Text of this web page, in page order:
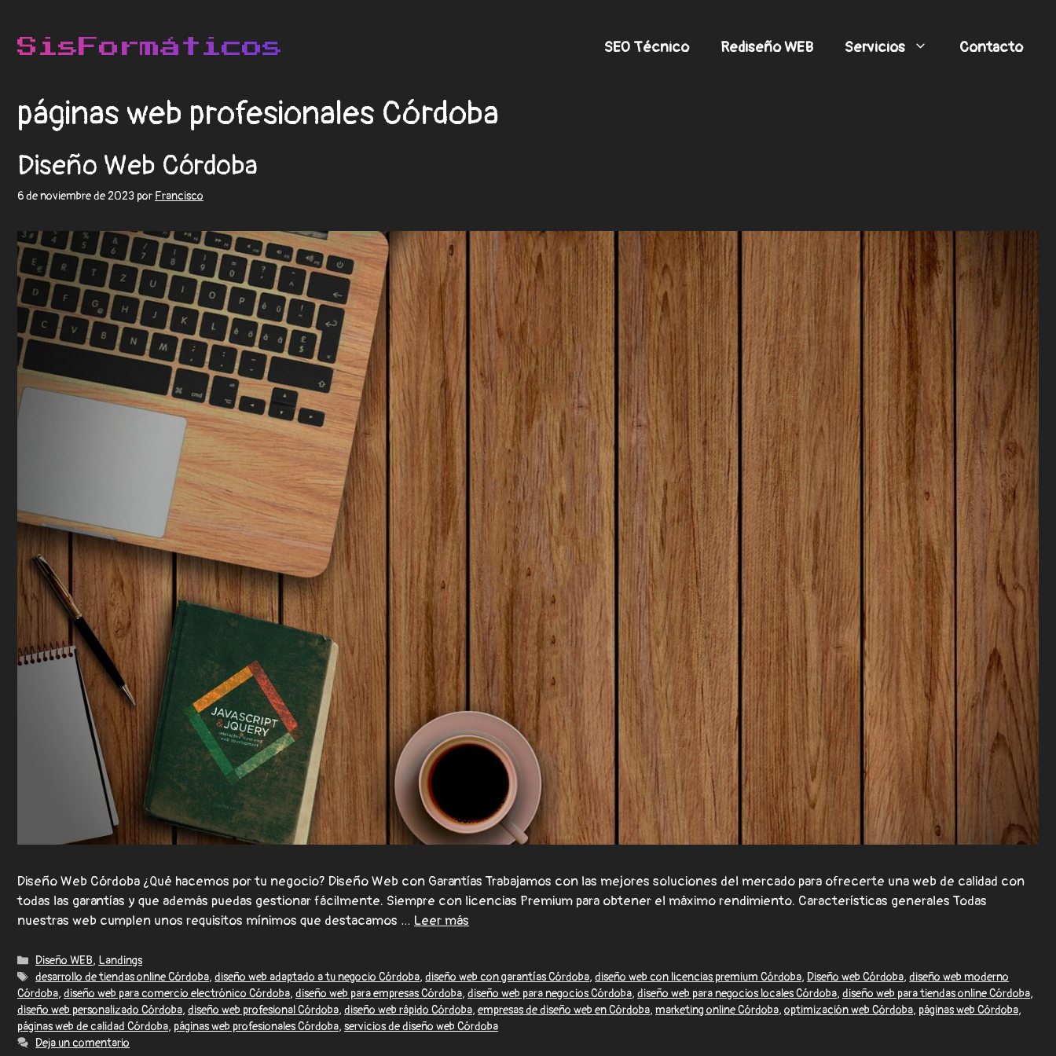
SEO Técnico Rediseño WEB Servicios Contacto
páginas web profesionales Córdoba
Diseño Web Córdoba
6 de noviembre de 2023 por Francisco
Diseño Web Córdoba ¿Qué hacemos por tu negocio? Diseño Web con Garantías Trabajamos con las mejores soluciones del mercado para ofrecerte una web de calidad con
todas las garantías y que además puedas gestionar fácilmente. Siempre con licencias Premium para obtener el máximo rendimiento. Características generales Todas
nuestras web cumplen unos requisitos mínimos que destacamos … Leer más
Diseño WEB, Landings
desarrollo de tiendas online Córdoba,diseño web adaptado a tu negocio Córdoba,diseño web con garantías Córdoba,diseño web con licencias premium Córdoba, Diseño web Córdoba,diseño web moderno
Córdoba, diseño web para comercio electrónico Córdoba, diseño web para empresas Córdoba, diseño web para negocios Córdoba, diseño web para negocios locales Córdoba, diseño web para tiendas online Córdoba,
diseño web personalizado Córdoba, diseño web profesional Córdoba, diseño web rápido Córdoba, empresas de diseño web en Córdoba, marketing online Córdoba, optimización web Córdoba, páginas web Córdoba,
páginas web de calidad Córdoba, páginas web profesionales Córdoba, servicios de diseño web Córdoba
Deja un comentario